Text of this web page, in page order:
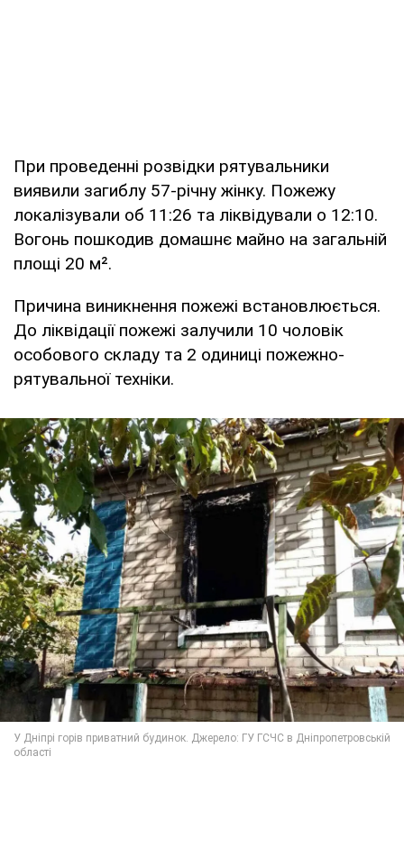
При проведенні розвідки рятувальники
виявили загиблу 57-річну жінку. Пожежу
локалізували об 11:26 та ліквідували о 12:10.
Вогонь пошкодив домашнє майно на загальній
площі 20 м².
Причина виникнення пожежі встановлюється.
До ліквідації пожежі залучили 10 чоловік
особового складу та 2 одиниці пожежно-
рятувальної техніки.